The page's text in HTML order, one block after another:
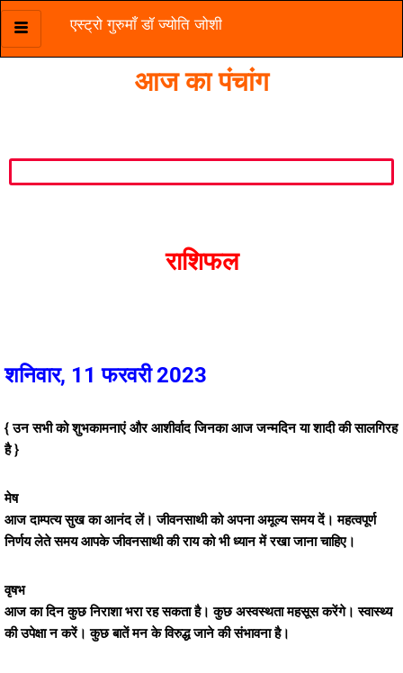
Skip
एस्ट्रो गुरुमाँ डॉ ज्योति जोशी
आज का पंचांग
राशिफल
शनिवार, 11 फरवरी 2023
{ उन सभी को शुभकामनाएं और आशीर्वाद जिनका आज जन्मदिन या शादी की सालगिरह
है }
मेष
आज दाम्पत्य सुख का आनंद लें। जीवनसाथी को अपना अमूल्य समय दें। महत्वपूर्ण
निर्णय लेते समय आपके जीवनसाथी की राय को भी ध्यान में रखा जाना चाहिए।
वृषभ
आज का दिन कुछ निराशा भरा रह सकता है। कुछ अस्वस्थता महसूस करेंगे। स्वास्थ्य
की उपेक्षा न करें। कुछ बातें मन के विरुद्ध जाने की संभावना है।